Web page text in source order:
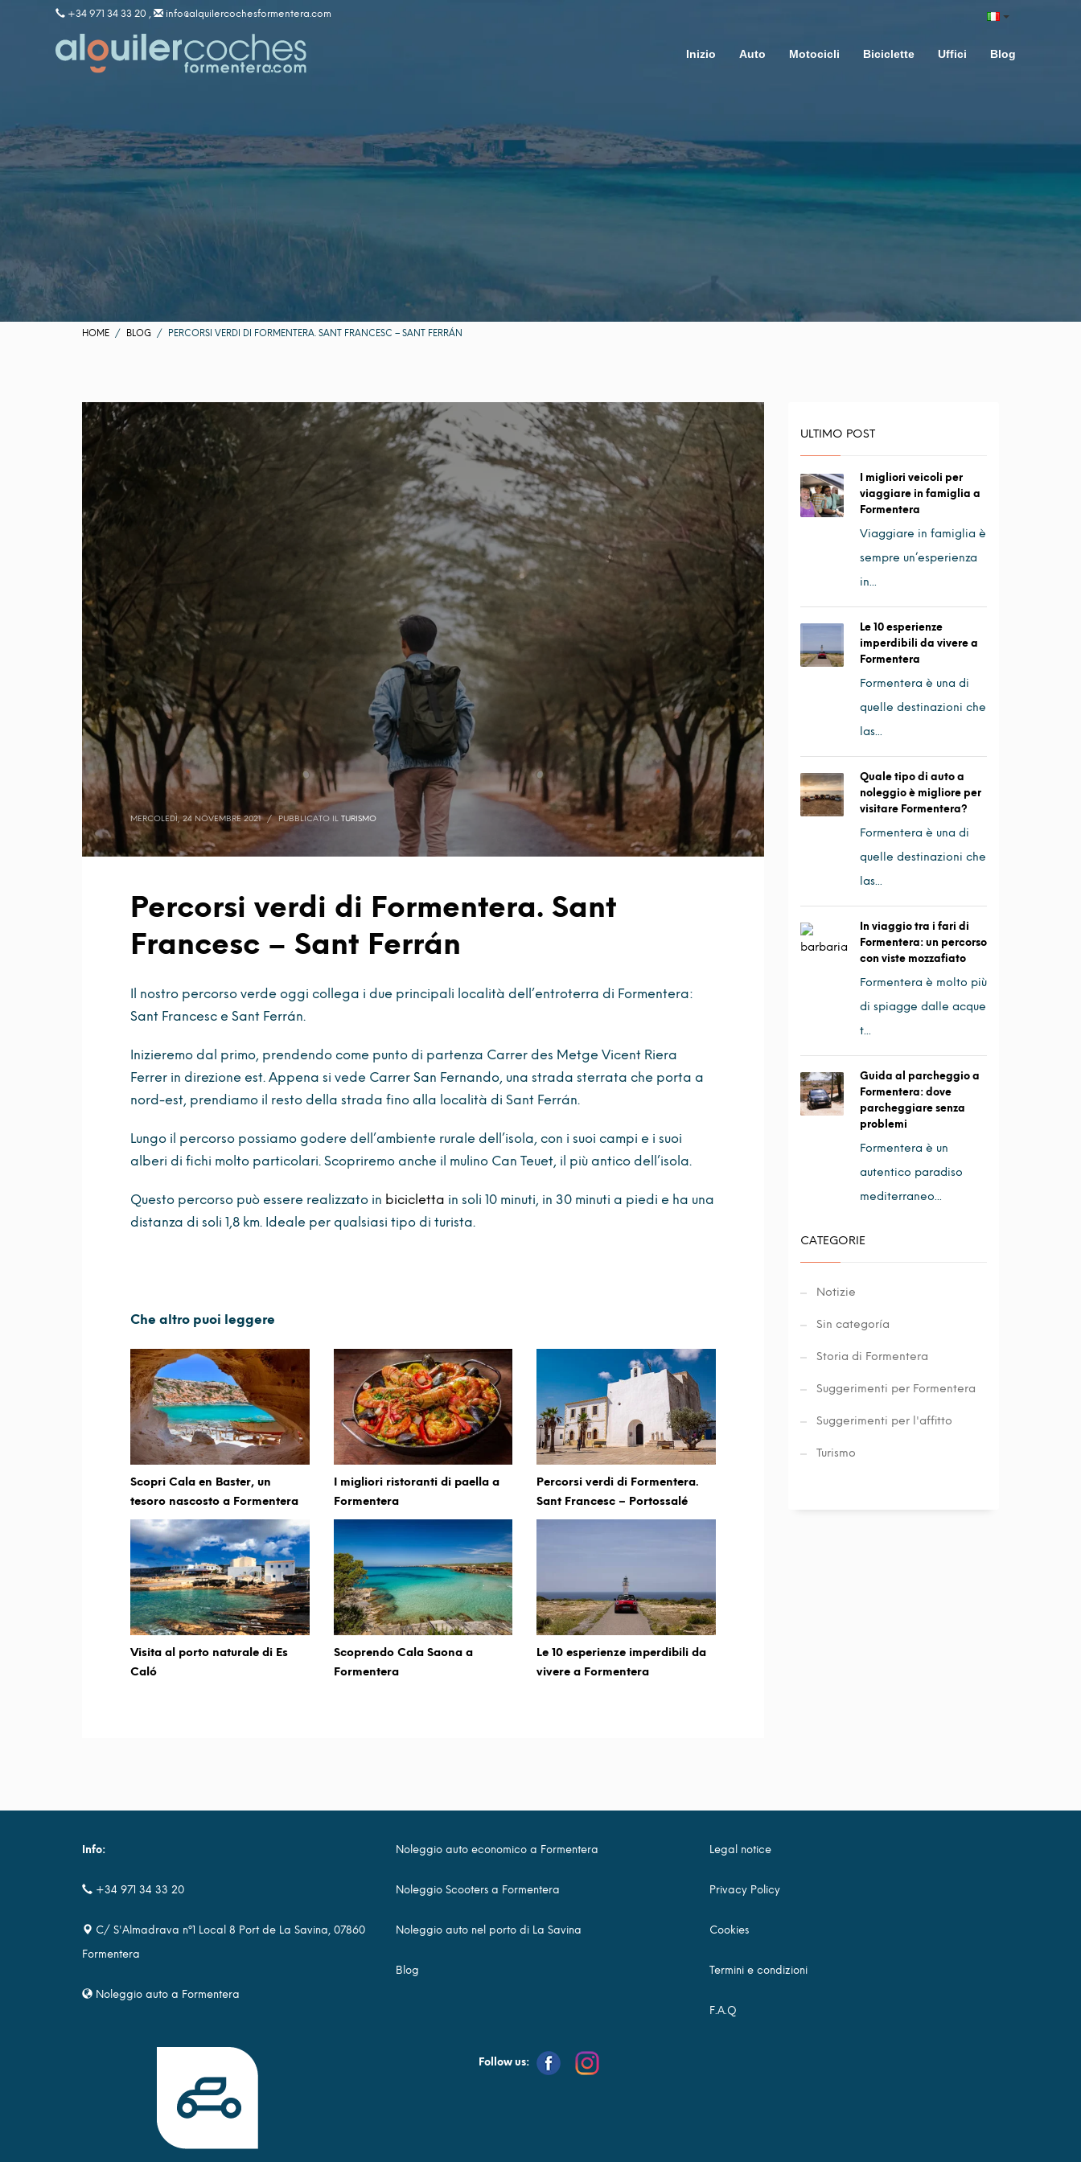
+34 971 34 33 20 , info@alquilercochesformentera.com
Inizio Auto Motocicli Biciclette Uffici Blog
HOME BLOG PERCORSI VERDI DI FORMENTERA. SANT FRANCESC – SANT FERRÁN
MERCOLEDÌ, 24 NOVEMBRE 2021 / PUBBLICATO IL TURISMO
Percorsi verdi di Formentera. Sant
Francesc – Sant Ferrán
Il nostro percorso verde oggi collega i due principali località dell’entroterra di Formentera:
Sant Francesc e Sant Ferrán.
Inizieremo dal primo, prendendo come punto di partenza Carrer des Metge Vicent Riera
Ferrer in direzione est. Appena si vede Carrer San Fernando, una strada sterrata che porta a
nord-est, prendiamo il resto della strada fino alla località di Sant Ferrán.
Lungo il percorso possiamo godere dell’ambiente rurale dell’isola, con i suoi campi e i suoi
alberi di fichi molto particolari. Scopriremo anche il mulino Can Teuet, il più antico dell’isola.
Questo percorso può essere realizzato in bicicletta in soli 10 minuti, in 30 minuti a piedi e ha una
distanza di soli 1,8 km. Ideale per qualsiasi tipo di turista.
Che altro puoi leggere
Scopri Cala en Baster, un
tesoro nascosto a Formentera
I migliori ristoranti di paella a
Formentera
Percorsi verdi di Formentera.
Sant Francesc – Portossalé
Visita al porto naturale di Es
Caló
Scoprendo Cala Saona a
Formentera
Le 10 esperienze imperdibili da
vivere a Formentera
ULTIMO POST
I migliori veicoli per
viaggiare in famiglia a
Formentera
Viaggiare in famiglia è
sempre un’esperienza
in...
Le 10 esperienze
imperdibili da vivere a
Formentera
Formentera è una di
quelle destinazioni che
las...
Quale tipo di auto a
noleggio è migliore per
visitare Formentera?
Formentera è una di
quelle destinazioni che
las...
In viaggio tra i fari di
Formentera: un percorso
con viste mozzafiato
Formentera è molto più
di spiagge dalle acque
t...
Guida al parcheggio a
Formentera: dove
parcheggiare senza
problemi
Formentera è un
autentico paradiso
mediterraneo...
CATEGORIE
Notizie
Sin categoría
Storia di Formentera
Suggerimenti per Formentera
Suggerimenti per l'affitto
Turismo
Info:
+34 971 34 33 20
C/ S'Almadrava nº1 Local 8 Port de La Savina, 07860
Formentera
Noleggio auto a Formentera
Noleggio auto economico a Formentera
Noleggio Scooters a Formentera
Noleggio auto nel porto di La Savina
Blog
Legal notice
Privacy Policy
Cookies
Termini e condizioni
F.A.Q
Follow us: